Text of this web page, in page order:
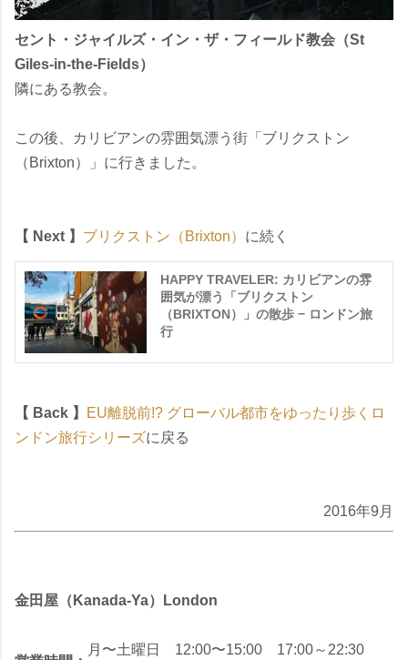
セント・ジャイルズ・イン・ザ・フィールド教会（St
Giles-in-the-Fields）
隣にある教会。
この後、カリビアンの雰囲気漂う街「ブリクストン
（Brixton）」に行きました。
【 Next 】 ブリクストン（Brixton） に続く
HAPPY TRAVELER: カリビアンの雰
囲気が漂う「ブリクストン
（BRIXTON）」の散歩 − ロンドン旅
行
【 Back 】
EU離脱前!? グローバル都市をゆったり歩くロ
ンドン旅行シリーズに戻る
2016年9月
金田屋（Kanada-Ya）London
月〜土曜日 12:00〜15:00 17:00～22:30